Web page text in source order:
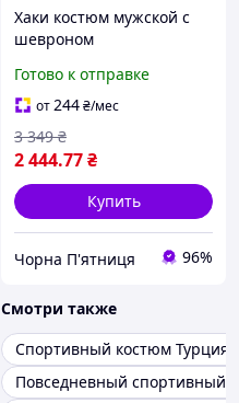
Хаки костюм мужской с
шевроном
спортивный костюм с
нашивкой куртка и брюки
для мужчин
Готово к отправке
от244₴/мес
2 444.77₴
3 349 ₴
Купить
Чорна П'ятниця 96%
Смотри также
Спортивный костюм Турция
Повседневный спортивный